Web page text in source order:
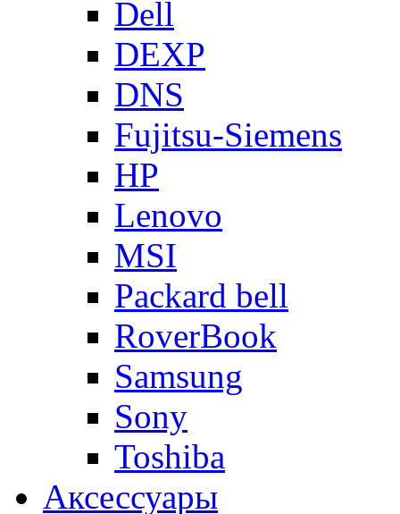
Dell
DEXP
DNS
Fujitsu-Siemens
HP
Lenovo
MSI
Packard bell
RoverBook
Samsung
Sony
Toshiba
Аксессуары